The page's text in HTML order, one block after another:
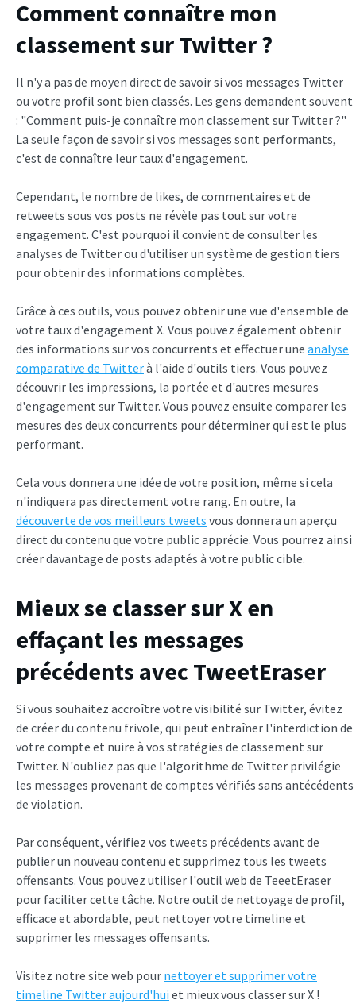
Comment connaître mon
classement sur Twitter ?
Il n'y a pas de moyen direct de savoir si vos messages Twitter
ou votre profil sont bien classés. Les gens demandent souvent
: "Comment puis-je connaître mon classement sur Twitter ?"
La seule façon de savoir si vos messages sont performants,
c'est de connaître leur taux d'engagement.
Cependant, le nombre de likes, de commentaires et de
retweets sous vos posts ne révèle pas tout sur votre
engagement. C'est pourquoi il convient de consulter les
analyses de Twitter ou d'utiliser un système de gestion tiers
pour obtenir des informations complètes.
Grâce à ces outils, vous pouvez obtenir une vue d'ensemble de
votre taux d'engagement X. Vous pouvez également obtenir
des informations sur vos concurrents et effectuer une analyse
comparative de Twitterà l'aide d'outils tiers. Vous pouvez
découvrir les impressions, la portée et d'autres mesures
d'engagement sur Twitter. Vous pouvez ensuite comparer les
mesures des deux concurrents pour déterminer qui est le plus
performant.
Cela vous donnera une idée de votre position, même si cela
n'indiquera pas directement votre rang. En outre, la
découverte de vos meilleurs tweets vous donnera un aperçu
direct du contenu que votre public apprécie. Vous pourrez ainsi
créer davantage de posts adaptés à votre public cible.
Mieux se classer sur X en
effaçant les messages
précédents avec TweetEraser
Si vous souhaitez accroître votre visibilité sur Twitter, évitez
de créer du contenu frivole, qui peut entraîner l'interdiction de
votre compte et nuire à vos stratégies de classement sur
Twitter. N'oubliez pas que l'algorithme de Twitter privilégie
les messages provenant de comptes vérifiés sans antécédents
de violation.
Par conséquent, vérifiez vos tweets précédents avant de
publier un nouveau contenu et supprimez tous les tweets
offensants. Vous pouvez utiliser l'outil web de TeeetEraser
pour faciliter cette tâche. Notre outil de nettoyage de profil,
efficace et abordable, peut nettoyer votre timeline et
supprimer les messages offensants.
Visitez notre site web pour nettoyer et supprimer votre
timeline Twitter aujourd'hui et mieux vous classer sur X !